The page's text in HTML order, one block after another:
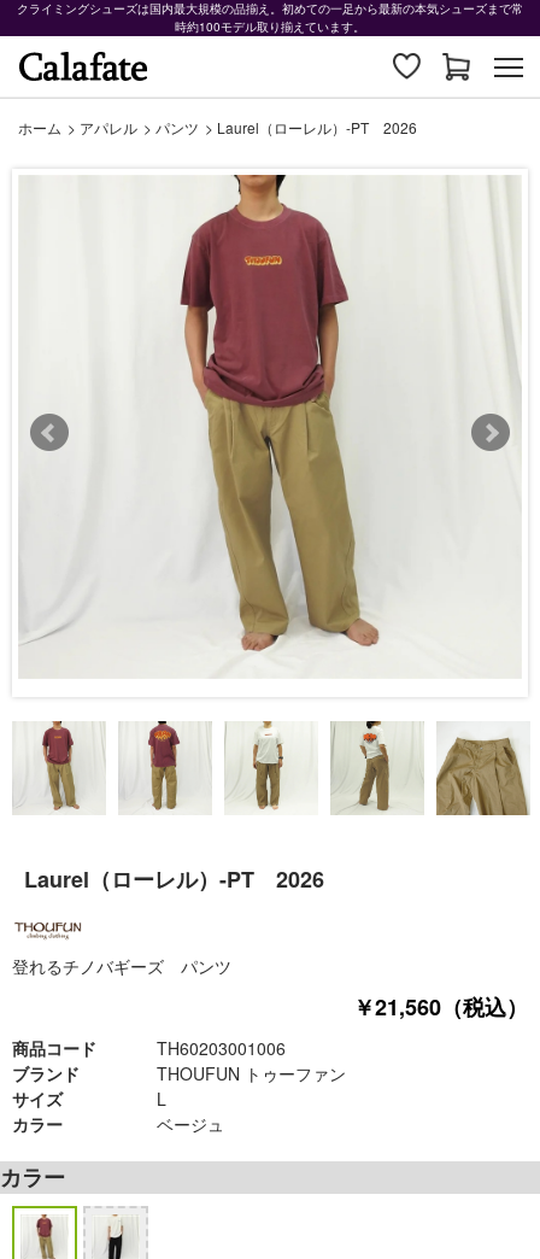
クライミングシューズは国内最大規模の品揃え。初めての一足から最新の本気シューズまで常
時約100モデル取り揃えています。
ホーム > アパレル > パンツ > Laurel（ローレル）-PT 2026
Laurel（ローレル）-PT 2026
登れるチノバギーズ パンツ
￥21,560（税込）
商品コード
TH60203001006
ブランド
THOUFUN トゥーファン
サイズ
L
カラー
ベージュ
カラー